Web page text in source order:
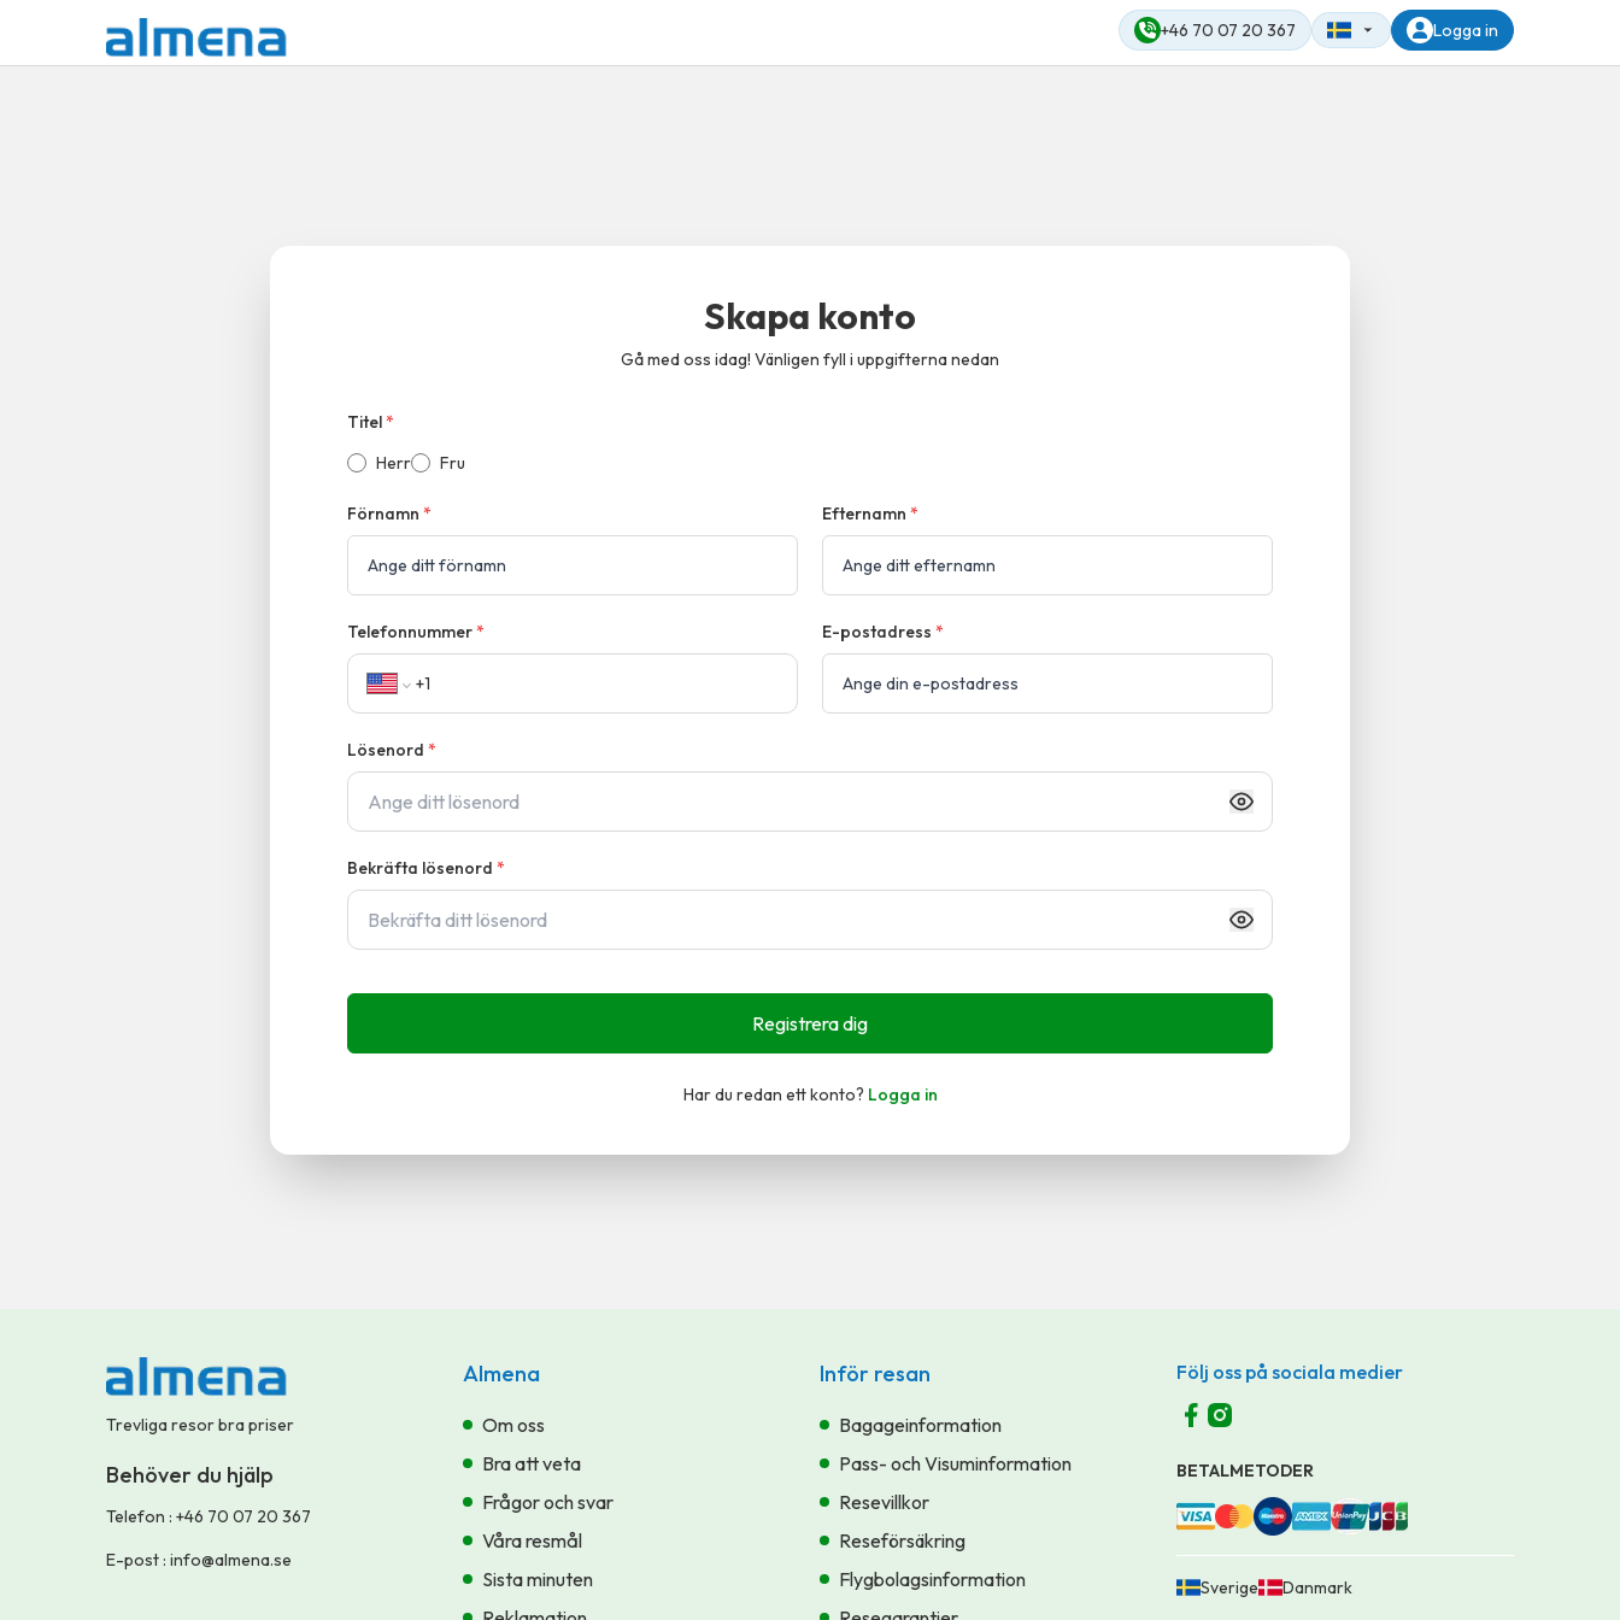
+46 70 07 20 367 Logga in
Skapa konto
Gå med oss idag! Vänligen fyll i uppgifterna nedan
Titel*
Herr
Fru
Förnamn * Efternamn *
Telefonnummer* E-postadress *
Lösenord *
Bekräfta lösenord *
Registrera dig
Har du redan ett konto? Logga in
Trevliga resor bra priser
Behöver du hjälp
Telefon : +46 70 07 20 367
E-post : info@almena.se
Almena
Om oss
Bra att veta
Frågor och svar
Våra resmål
Sista minuten
Inför resan
Bagageinformation
Pass- och Visuminformation
Resevillkor
Reseförsäkring
Flygbolagsinformation
Följ oss på sociala medier
BETALMETODER
Sverige Danmark